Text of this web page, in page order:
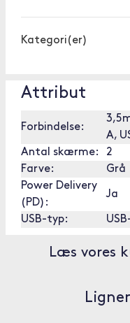
Kategori(er)
Attribut
Forbindelse:
A,
Antal skærme:
2
Farve:
Grå
Power Delivery
(PD):
Ja
USB-typ:
Læs vores